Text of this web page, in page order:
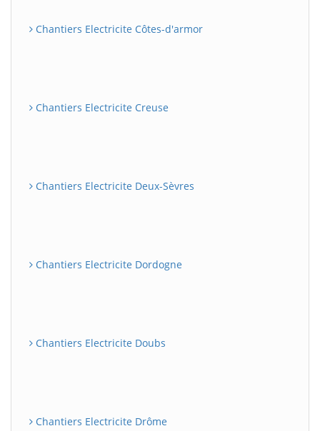
Chantiers Electricite Côtes-d'armor
Chantiers Electricite Creuse
Chantiers Electricite Deux-Sèvres
Chantiers Electricite Dordogne
Chantiers Electricite Doubs
Chantiers Electricite Drôme